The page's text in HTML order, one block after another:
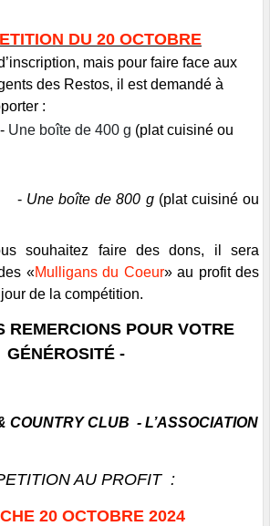
DU 20 OCTOBRE
’inscription, mais pour faire face aux
des Restos, il est demandé à
:
- Une boîte de 400 g (plat cuisiné ou
Une boîte de 800 g (plat cuisiné ou
souhaitez faire desdons, ilsera
«Mulligans du Coeur» au profit des
jour de la compétition.
REMERCIONS POUR VOTRE
GÉNÉROSITÉ -
COUNTRY CLUB - L’ASSOCIATION
AU PROFIT :
20 OCTOBRE 2024